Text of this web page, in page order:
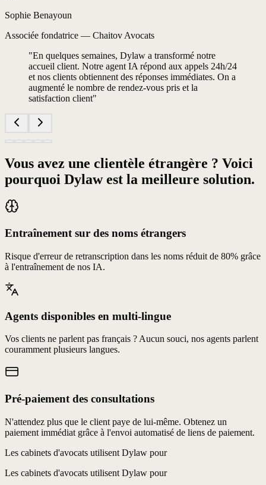
Sophie Benayoun
Associée fondatrice — Chaitov Avocats
"En quelques semaines, Dylaw a transformé notre
accueil client. Notre agent IA répond aux appels 24h/24
et nos clients obtiennent des réponses immédiates. On a
augmenté le nombre de rendez-vous pris et la
satisfaction client"
Vous avez une clientèle étrangère ? Voici
pourquoi Dylaw est la meilleure solution.
Entraînement sur des noms étrangers
Risque d'erreur de retranscription dans les noms réduit de 80% grâce
à l'entraînement de nos IA.
Agents disponibles en multi-lingue
Vos clients ne parlent pas français ? Aucun souci, nos agents parlent
couramment plusieurs langues.
Pré-paiement des consultations
N'attendez plus que le client paye de lui-même. Obtenez un
paiement immédiat grâce à l'envoi automatisé de liens de paiement.
Les cabinets d'avocats utilisent Dylaw pour
Les cabinets d'avocats utilisent Dylaw pour
Secrétariat téléphonique
Qualification des demandes